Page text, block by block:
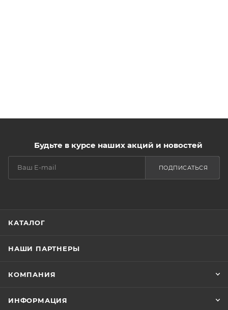
Будьте в курсе наших акций и новостей
ПОДПИСАТЬСЯ
КАТАЛОГ
НАШИ ПАРТНЕРЫ
КОМПАНИЯ
ИНФОРМАЦИЯ